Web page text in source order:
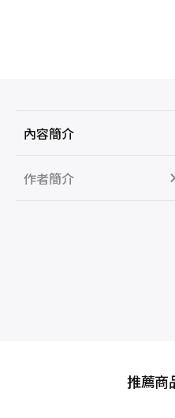
內容簡介
作者簡介
推薦商